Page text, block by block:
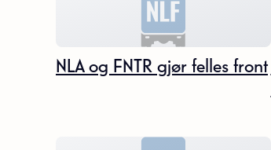
NLA og FNTR gjør felles front